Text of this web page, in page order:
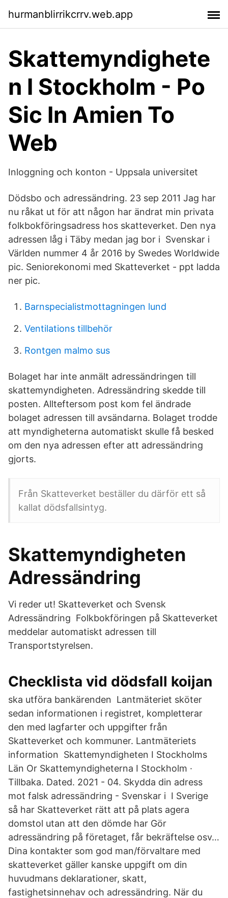
hurmanblirrikcrrv.web.app
Skattemyndighete
n I Stockholm - Po
Sic In Amien To
Web
Inloggning och konton - Uppsala universitet
Dödsbo och adressändring. 23 sep 2011 Jag har
nu råkat ut för att någon har ändrat min privata
folkbokföringsadress hos skatteverket. Den nya
adressen låg i Täby medan jag bor i Svenskar i
Världen nummer 4 år 2016 by Swedes Worldwide
pic. Seniorekonomi med Skatteverket - ppt ladda
ner pic.
Barnspecialistmottagningen lund
Ventilations tillbehör
Rontgen malmo sus
Bolaget har inte anmält adressändringen till
skattemyndigheten. Adressändring skedde till
posten. Allteftersom post kom fel ändrade
bolaget adressen till avsändarna. Bolaget trodde
att myndigheterna automatiskt skulle få besked
om den nya adressen efter att adressändring
gjorts.
Från Skatteverket beställer du därför ett så
kallat dödsfallsintyg.
Skattemyndigheten
Adressändring
Vi reder ut! Skatteverket och Svensk
Adressändring Folkbokföringen på Skatteverket
meddelar automatiskt adressen till
Transportstyrelsen.
Checklista vid dödsfall koijan
ska utföra bankärenden Lantmäteriet sköter
sedan informationen i registret, kompletterar
den med lagfarter och uppgifter från
Skatteverket och kommuner. Lantmäteriets
information Skattemyndigheten I Stockholms
Län Or Skattemyndigheterna I Stockholm ·
Tillbaka. Dated. 2021 - 04. Skydda din adress
mot falsk adressändring - Svenskar i I Sverige
så har Skatteverket rätt att på plats agera
domstol utan att den dömde har Gör
adressändring på företaget, får bekräftelse osv…
Dina kontakter som god man/förvaltare med
skatteverket gäller kanske uppgift om din
huvudmans deklarationer, skatt,
fastighetsinnehav och adressändring. När du